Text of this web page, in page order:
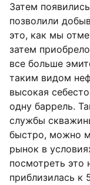
Затем
позволили
это, как мы
затем
все больше
таким видом
высокая
одну баррель.
службы
быстро, можно
рынок в
посмотреть
приблизилась к